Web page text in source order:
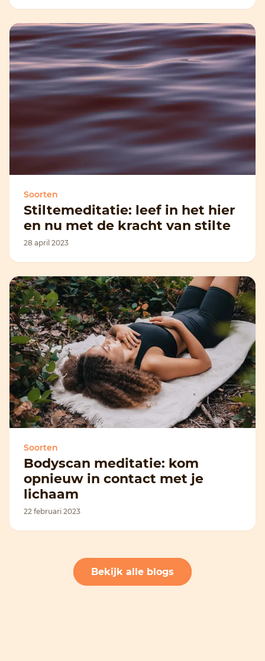
Soorten
Stiltemeditatie: leef in het hier
en nu met de kracht van stilte
28 april 2023
Soorten
Bodyscan meditatie: kom
opnieuw in contact met je
lichaam
22 februari 2023
Bekijk alle blogs